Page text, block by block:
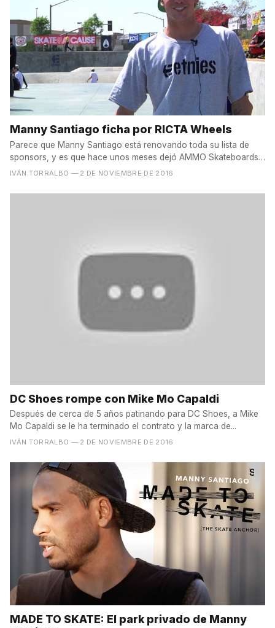
Manny Santiago ficha por RICTA Wheels
Parece que Manny Santiago está renovando toda su lista de
sponsors, y es que hace unos meses dejó AMMO Skateboards,
su...
IVÁN TORRALBO — 2 DE NOVIEMBRE DE 2016
DC Shoes rompe con Mike Mo Capaldi
Después de cerca de 5 años patinando para DC Shoes, a Mike
Mo Capaldi se le ha terminado el contrato y la marca de...
IVÁN TORRALBO — 2 DE NOVIEMBRE DE 2016
MADE TO SKATE: El park privado de Manny